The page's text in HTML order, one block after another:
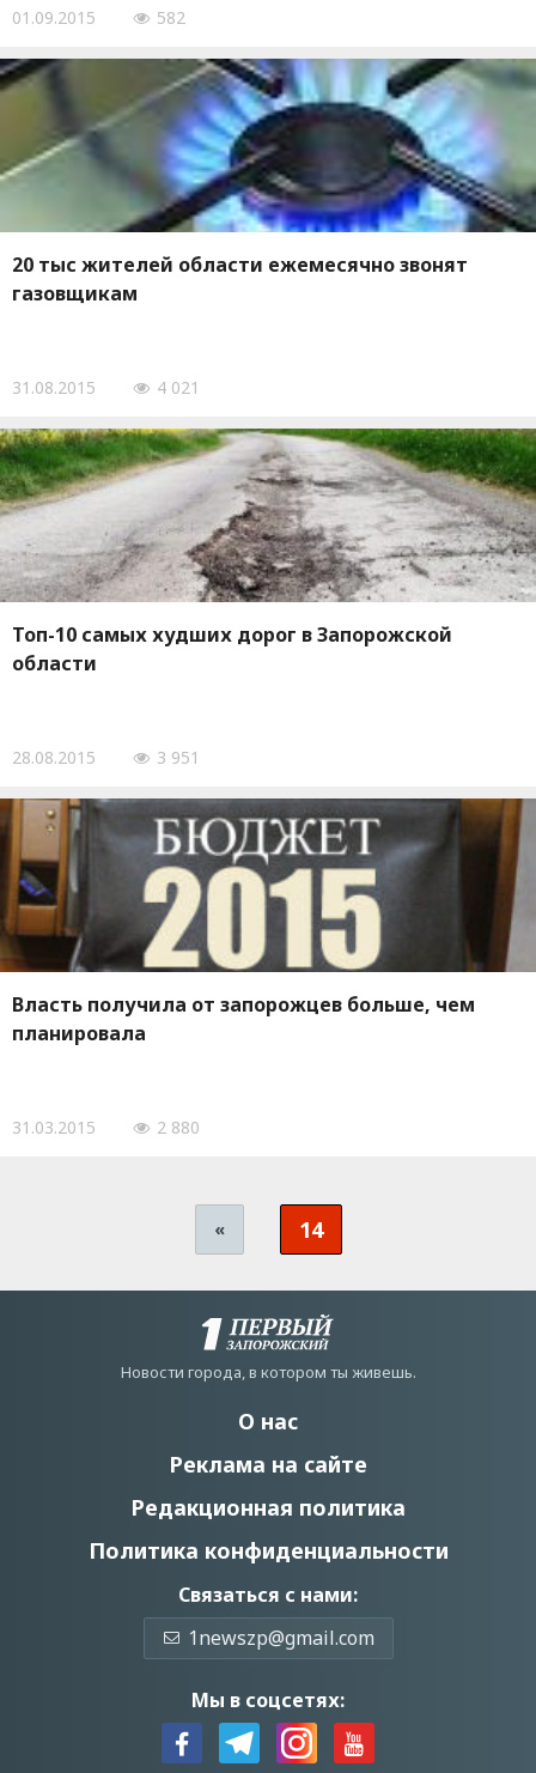
01.09.2015 582
20 тыс жителей области ежемесячно звонят
газовщикам
31.08.2015 4 021
Топ-10 самых худших дорог в Запорожской
области
28.08.2015 3 951
Власть получила от запорожцев больше, чем
планировала
31.03.2015 2 880
« 14
Новости города, в котором ты живешь.
О нас
Реклама на сайте
Редакционная политика
Политика конфиденциальности
Связаться с нами:
1newszp@gmail.com
Мы в соцсетях: